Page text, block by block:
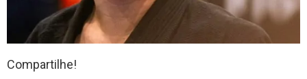
Compartilhe!